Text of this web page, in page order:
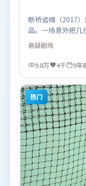
断桥追缉（2017
品。一场意外把几
信任与背叛交替上
经典也尝试突破套
苍井优，杨幂等联
观众观看。
悬疑剧场
9.8万 4千 9年
热门